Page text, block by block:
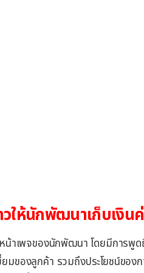
ให้นักพัฒนาเก็บเงิน
หน้าเพจของนักพัฒนา โดยมีการ
มของลูกค้า รวมถึงประโยชน์ขอ